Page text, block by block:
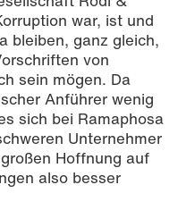
war, ist und
bleiben, ganz gleich,
von
sein mögen. Da
Anführer wenig
sich bei Ramaphosa
Unternehmer
Hoffnung auf
also besser